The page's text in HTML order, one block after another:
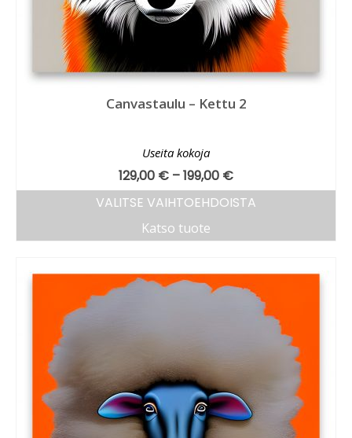
Canvastaulu – Kettu 2
Useita kokoja
129,00 € –199,00 €
VALITSE VAIHTOEHDOISTA
Katso tuote